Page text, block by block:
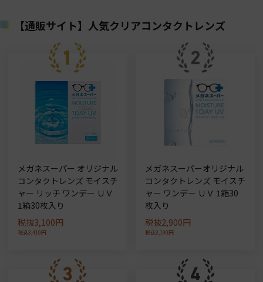
【通販サイト】人気クリアコンタクトレンズ
メガネスーパー オリジナル
コンタクトレンズ モイスチ
ャー リッチ ワンデー ＵＶ
1箱30枚入り
税抜3,100円
税込3,410円
メガネスーパーオリジナル
コンタクトレンズ モイスチ
ャー ワンデー ＵＶ 1箱30
枚入り
税抜2,900円
税込3,190円